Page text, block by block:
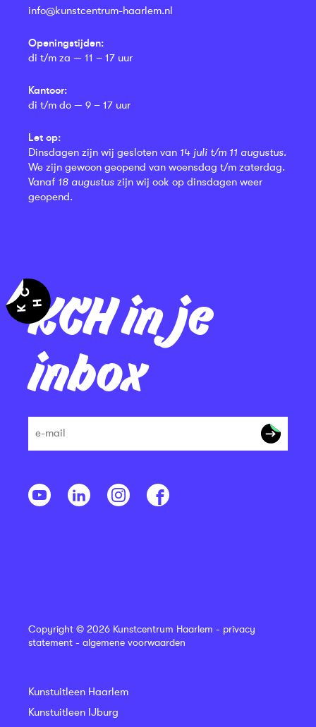
KCH in je
inbox
info@kunstcentrum-haarlem.nl
Openingstijden:
di t/m za — 11 – 17 uur
Kantoor:
di t/m do — 9 – 17 uur
Let op:
Dinsdagen zijn wij gesloten van 14 juli t/m 11 augustus.
We zijn gewoon geopend van woensdag t/m zaterdag.
Vanaf 18 augustus zijn wij ook op dinsdagen weer
geopend.
Copyright © 2026 Kunstcentrum Haarlem - privacy
statement - algemene voorwaarden
Kunstuitleen Haarlem
Kunstuitleen IJburg